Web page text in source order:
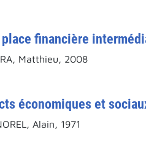
financière
Matthieu, 2008
économiques et
Alain, 1971